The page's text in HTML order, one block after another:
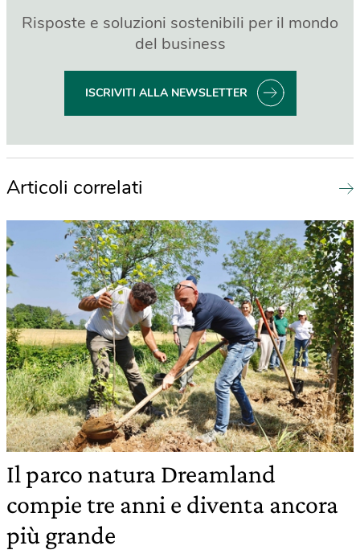
Risposte e soluzioni sostenibili per il mondo
del business
ISCRIVITI ALLA NEWSLETTER
Articoli correlati
Il parco natura Dreamland
compie tre anni e diventa ancora
più grande